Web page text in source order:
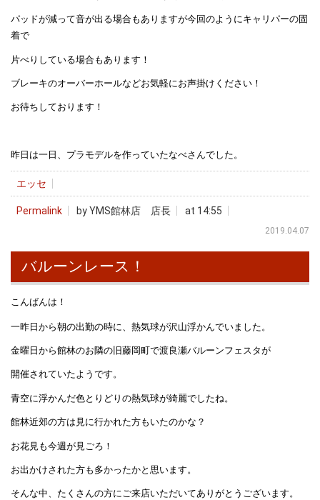
パッドが減って音が出る場合もありますが今回のようにキャリパーの固
着で
片べりしている場合もあります！
ブレーキのオーバーホールなどお気軽にお声掛けください！
お待ちしております！
昨日は一日、プラモデルを作っていたなべさんでした。
エッセ
Permalink by YMS館林店 店長 at 14:55
2019.04.07
バルーンレース！
こんばんは！
一昨日から朝の出勤の時に、熱気球が沢山浮かんでいました。
金曜日から館林のお隣の旧藤岡町で渡良瀬バルーンフェスタが
開催されていたようです。
青空に浮かんだ色とりどりの熱気球が綺麗でしたね。
館林近郊の方は見に行かれた方もいたのかな？
お花見も今週が見ごろ！
お出かけされた方も多かったかと思います。
そんな中、たくさんの方にご来店いただいてありがとうございます。